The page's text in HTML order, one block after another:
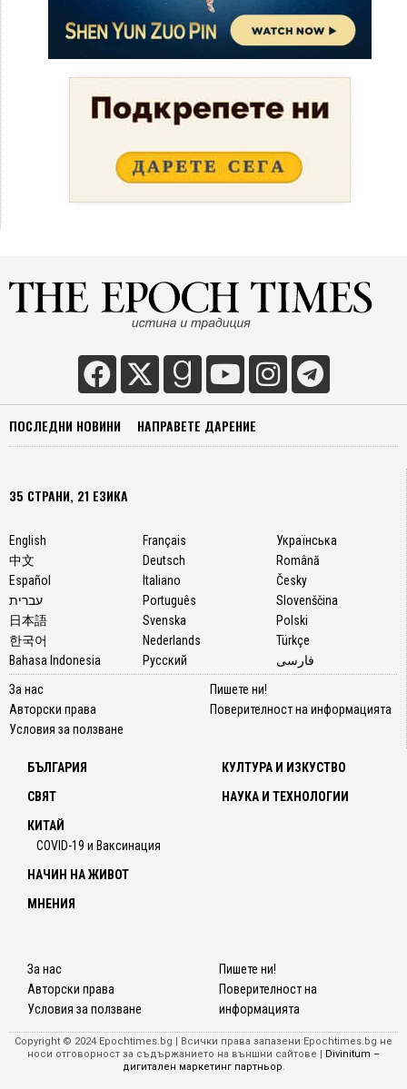
ПОСЛЕДНИ НОВИНИ НАПРАВЕТЕ ДАРЕНИЕ
35 СТРАНИ, 21 ЕЗИКА
English
中文
Español
עברית
日本語
한국어
Bahasa Indonesia
Français
Deutsch
Italiano
Português
Svenska
Nederlands
Русский
Українська
Română
Česky
Slovenščina
Polski
Türkçe
فارسی
За нас
Авторски права
Условия за ползване
Пишете ни!
Поверителност на информацията
БЪЛГАРИЯ
СВЯТ
КИТАЙ
COVID-19 и Ваксинация
КУЛТУРА И ИЗКУСТВО
НАУКА И ТЕХНОЛОГИИ
НАЧИН НА ЖИВОТ
МНЕНИЯ
За нас
Авторски права
Условия за ползване
Пишете ни!
Поверителност на
информацията
Copyright © 2024 Epochtimes.bg | Всички права запазени Epochtimes.bg не
носи отговорност за съдържанието на външни сайтове |
Divinitum –
дигитален маркетинг партньор.